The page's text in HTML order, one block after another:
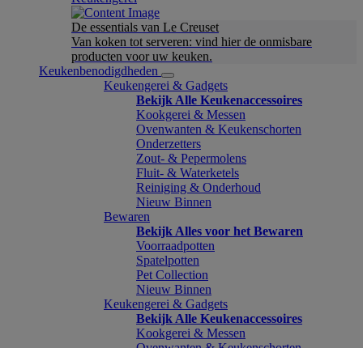
De essentials van Le Creuset
Van koken tot serveren: vind hier de onmisbare
producten voor uw keuken.
Keukenbenodigdheden
Keukengerei & Gadgets
Bekijk Alle Keukenaccessoires
Kookgerei & Messen
Ovenwanten & Keukenschorten
Onderzetters
Zout- & Pepermolens
Fluit- & Waterketels
Reiniging & Onderhoud
Nieuw Binnen
Bewaren
Bekijk Alles voor het Bewaren
Voorraadpotten
Spatelpotten
Pet Collection
Nieuw Binnen
Keukengerei & Gadgets
Bekijk Alle Keukenaccessoires
Kookgerei & Messen